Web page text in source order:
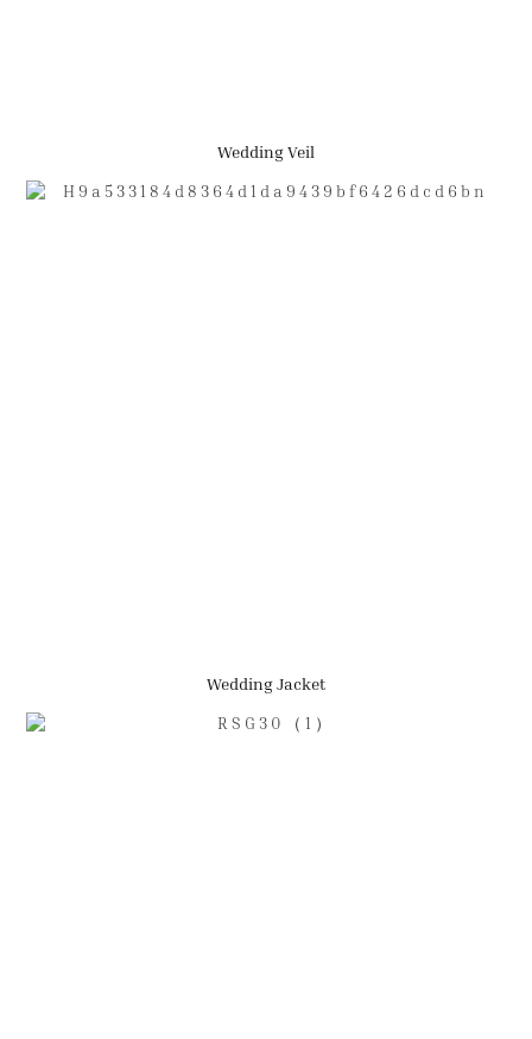
Wedding Veil
Wedding Jacket